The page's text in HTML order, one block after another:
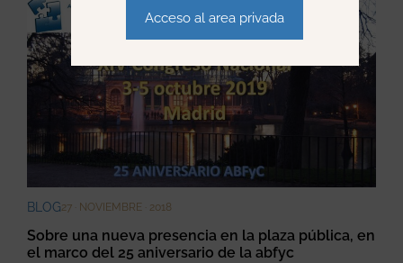
BLOG27 · NOVIEMBRE · 2018
Sobre una nueva presencia en la plaza pública, en
el marco del 25 aniversario de la abfyc
Acceso al area privada